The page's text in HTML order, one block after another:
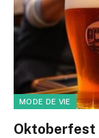
MODE DE VIE
Oktoberfest